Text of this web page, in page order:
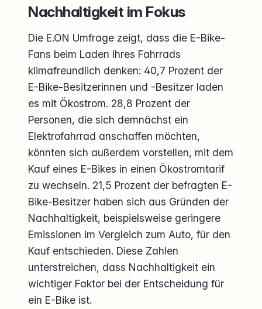
Nachhaltigkeit im Fokus
Die E.ON Umfrage zeigt, dass die E-Bike-
Fans beim Laden ihres Fahrrads
klimafreundlich denken: 40,7 Prozent der
E-Bike-Besitzerinnen und -Besitzer laden
es mit Ökostrom. 28,8 Prozent der
Personen, die sich demnächst ein
Elektrofahrrad anschaffen möchten,
könnten sich außerdem vorstellen, mit dem
Kauf eines E-Bikes in einen Ökostromtarif
zu wechseln. 21,5 Prozent der befragten E-
Bike-Besitzer haben sich aus Gründen der
Nachhaltigkeit, beispielsweise geringere
Emissionen im Vergleich zum Auto, für den
Kauf entschieden. Diese Zahlen
unterstreichen, dass Nachhaltigkeit ein
wichtiger Faktor bei der Entscheidung für
ein E-Bike ist.